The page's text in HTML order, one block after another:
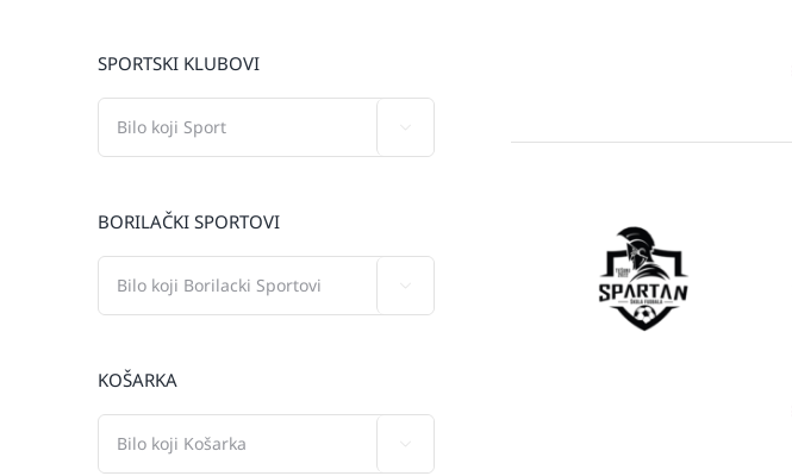
SPORTSKI KLUBOVI
BORILAČKI SPORTOVI
KOŠARKA